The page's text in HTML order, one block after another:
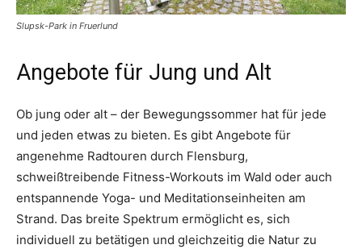
Slupsk-Park in Fruerlund
Angebote für Jung und Alt
Ob jung oder alt – der Bewegungssommer hat für jede
und jeden etwas zu bieten. Es gibt Angebote für
angenehme Radtouren durch Flensburg,
schweißtreibende Fitness-Workouts im Wald oder auch
entspannende Yoga- und Meditationseinheiten am
Strand. Das breite Spektrum ermöglicht es, sich
individuell zu betätigen und gleichzeitig die Natur zu